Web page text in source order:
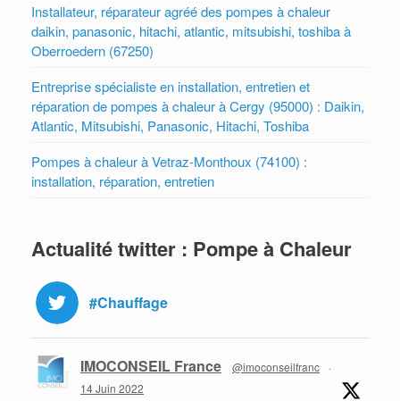
Installateur, réparateur agréé des pompes à chaleur
daikin, panasonic, hitachi, atlantic, mitsubishi, toshiba à
Oberroedern (67250)
Entreprise spécialiste en installation, entretien et
réparation de pompes à chaleur à Cergy (95000) : Daikin,
Atlantic, Mitsubishi, Panasonic, Hitachi, Toshiba
Pompes à chaleur à Vetraz-Monthoux (74100) :
installation, réparation, entretien
Actualité twitter : Pompe à Chaleur
#Chauffage
IMOCONSEIL France @imoconseilfranc
·
14 Juin 2022